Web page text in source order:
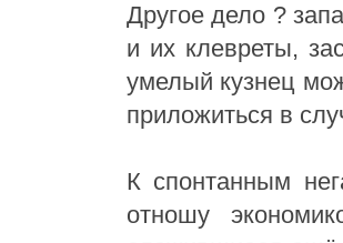
Другое дело ?
и их клевреты,
умелый кузнец
приложиться в
К спонтанным
отношу